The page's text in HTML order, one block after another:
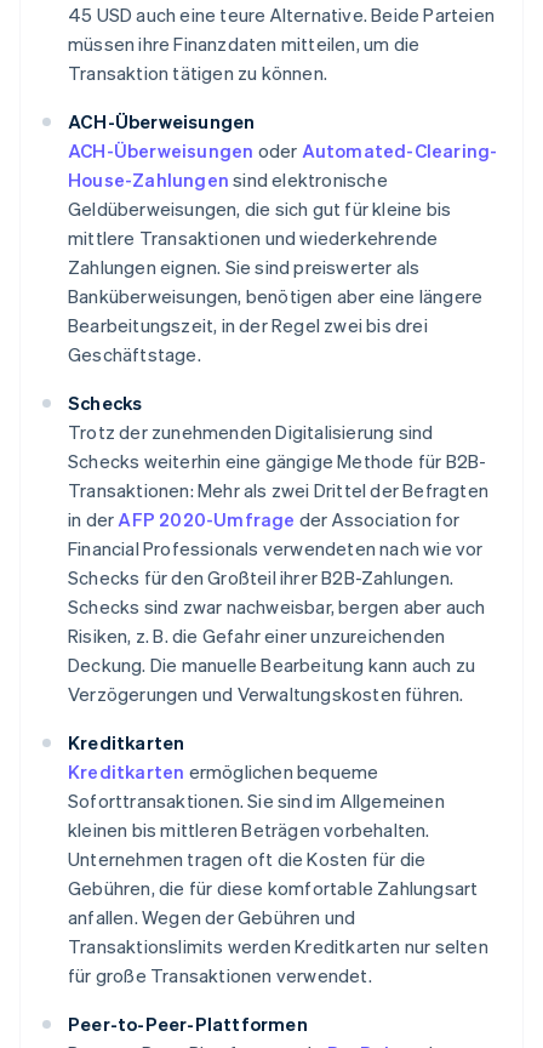
45 USD auch eine teure Alternative. Beide Parteien
müssen ihre Finanzdaten mitteilen, um die
Transaktion tätigen zu können.
ACH-Überweisungen
ACH-Überweisungen oder Automated-Clearing-
House-Zahlungen sind elektronische
Geldüberweisungen, die sich gut für kleine bis
mittlere Transaktionen und wiederkehrende
Zahlungen eignen. Sie sind preiswerter als
Banküberweisungen, benötigen aber eine längere
Bearbeitungszeit, in der Regel zwei bis drei
Geschäftstage.
Schecks
Trotz der zunehmenden Digitalisierung sind
Schecks weiterhin eine gängige Methode für B2B-
Transaktionen: Mehr als zwei Drittel der Befragten
in derAFP 2020-Umfrage der Association for
Financial Professionals verwendeten nach wie vor
Schecks für den Großteil ihrer B2B-Zahlungen.
Schecks sind zwar nachweisbar, bergen aber auch
Risiken, z. B. die Gefahr einer unzureichenden
Deckung. Die manuelle Bearbeitung kann auch zu
Verzögerungen und Verwaltungskosten führen.
Kreditkarten
Kreditkarten ermöglichen bequeme
Soforttransaktionen. Sie sind im Allgemeinen
kleinen bis mittleren Beträgen vorbehalten.
Unternehmen tragen oft die Kosten für die
Gebühren, die für diese komfortable Zahlungsart
anfallen. Wegen der Gebühren und
Transaktionslimits werden Kreditkarten nur selten
für große Transaktionen verwendet.
Peer-to-Peer-Plattformen